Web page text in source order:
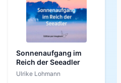
Sonnenaufgang im
Reich der Seeadler
Ulrike Lohmann